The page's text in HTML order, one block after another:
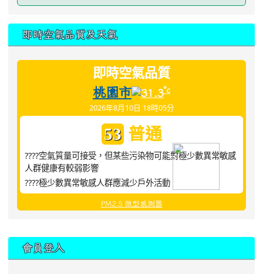
即時空氣品質及天氣
即時空氣品質
桃園市 31.3°c
2026年8月10日 18時05分
53 普通
????空氣質量可接受，但某些污染物可能對極少數異常敏感
人群健康有較弱影響
????極少數異常敏感人群應減少戶外活動
PM2.5 微型感測器
會員登入